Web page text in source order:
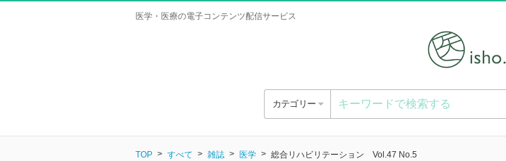
医学・医療の電子コンテンツ配信サービス
カテゴリー
TOP すべて 雑誌 医学 総合リハビリテーション Vol.47 No.5